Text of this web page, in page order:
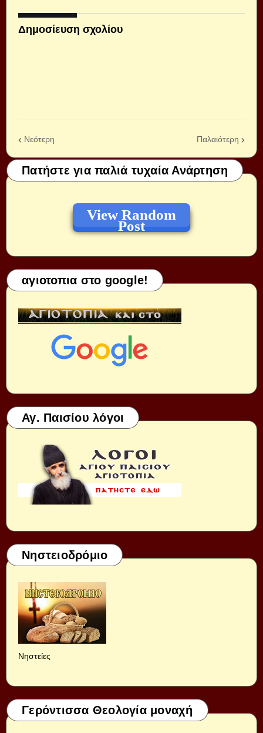
Δημοσίευση σχολίου
Νεότερη Παλαιότερη
Πατήστε για παλιά τυχαία Ανάρτηση
View Random
Post
αγιοτοπια στο google!
Αγ. Παισίου λόγοι
Νηστειοδρόμιο
Νηστείες
Γερόντισσα Θεολογία μοναχή